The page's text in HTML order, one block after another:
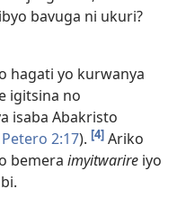
bavuga ni ukuri?
hagati yo kurwanya
igitsina no
isaba Abakristo
2:17). [4] Ariko
bemera imyitwarire iyo